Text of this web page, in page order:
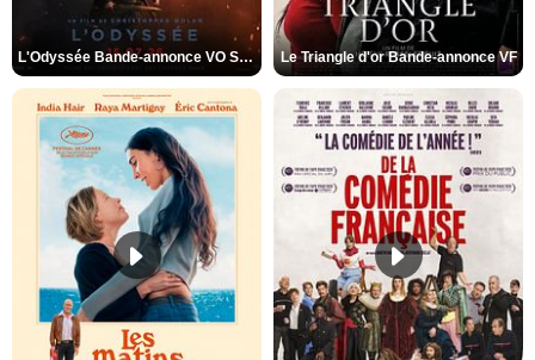
L'Odyssée Bande-annonce VO STFR Le Triangle d'or Bande-annonce VF